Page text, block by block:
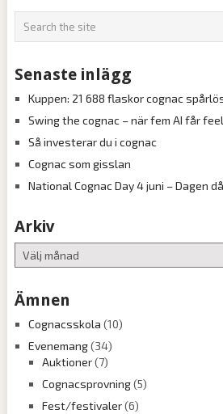
Senaste inlägg
Kuppen: 21 688 flaskor cognac
Swing the cognac – när fem AI får
Så investerar du i cognac
Cognac som gisslan
National Cognac Day 4 juni – Dagen
Arkiv
Arkiv
Ämnen
Cognacsskola (10)
Evenemang(34)
Auktioner(7)
Cognacsprovning(5)
Fest/festivaler(6)